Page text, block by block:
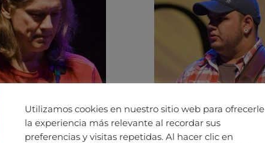
Utilizamos cookies en nuestro sitio web para ofrecerle
la experiencia más relevante al recordar sus
preferencias y visitas repetidas. Al hacer clic en